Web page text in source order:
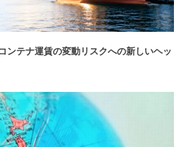
ンテナ運賃の変動リスクへの新しいヘッ